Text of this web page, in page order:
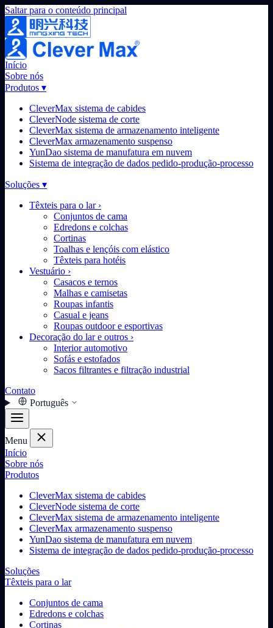
Saltar para o conteúdo principal
Início
Sobre nós
Produtos ▾
CleverMax sistema de cabides
CleverNode sistema de corte
CleverMax sistema de armazenamento inteligente
CleverMax armazenamento suspenso
YunDao sistema de manufatura em nuvem
Sistema de integração de dados pedido-produção-processo
Soluções ▾
Têxteis para o lar ›
Conjuntos de cama
Edredons e colchas
Cortinas
Toalhas e lençóis com elástico
Têxteis para hotéis
Vestuário ›
Casacos e ternos
Malhas e camisetas
Roupas infantis
Casual e jeans
Roupas outdoor e esportivas
Decoração do lar e outros ›
Interior automotivo
Sofás e estofados
Sacos filtrantes e filtração industrial
Contato
Português
Menu
Início
Sobre nós
Produtos
CleverMax sistema de cabides
CleverNode sistema de corte
CleverMax sistema de armazenamento inteligente
CleverMax armazenamento suspenso
YunDao sistema de manufatura em nuvem
Sistema de integração de dados pedido-produção-processo
Soluções
Têxteis para o lar
Conjuntos de cama
Edredons e colchas
Cortinas